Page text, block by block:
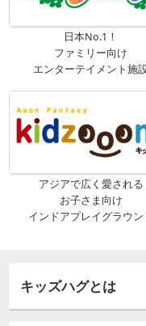
日本No.1！
ファミリー向け
エンターテイメント施
アジアで広く愛される
お子さま向け
インドアプレイグラウン
キッズハグとは